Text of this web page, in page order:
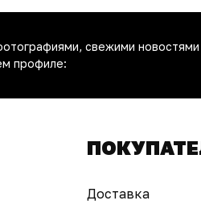
свежими
профиле:
Доставка